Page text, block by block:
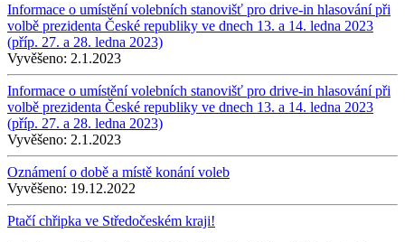
Informace o umístění volebních stanovišť pro drive-in hlasování při
volbě prezidenta České republiky ve dnech 13. a 14. ledna 2023
(příp. 27. a 28. ledna 2023)
Vyvěšeno: 2.1.2023
Informace o umístění volebních stanovišť pro drive-in hlasování při
volbě prezidenta České republiky ve dnech 13. a 14. ledna 2023
(příp. 27. a 28. ledna 2023)
Vyvěšeno: 2.1.2023
Oznámení o době a místě konání voleb
Vyvěšeno: 19.12.2022
Ptačí chřipka ve Středočeském kraji!